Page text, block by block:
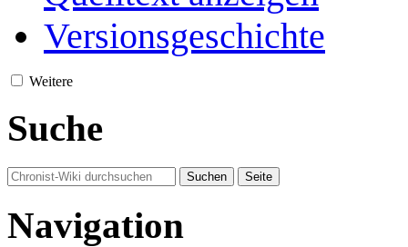
Versionsgeschichte
Weitere
Suche
Navigation